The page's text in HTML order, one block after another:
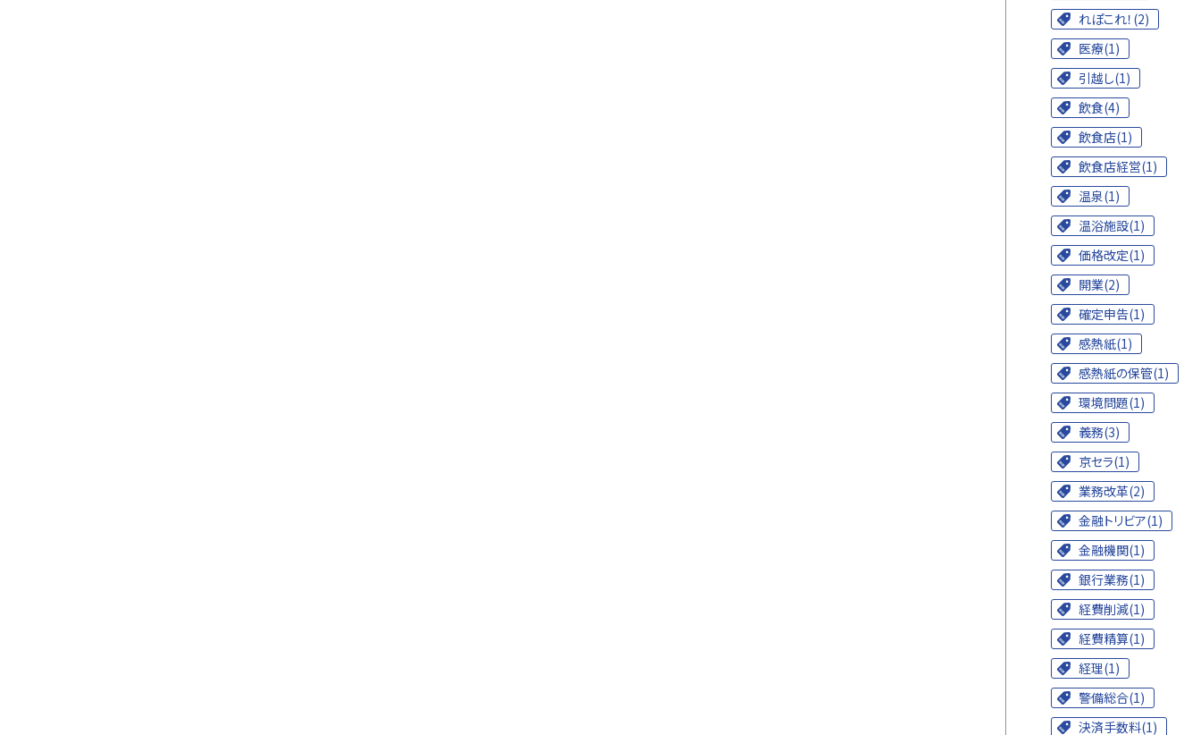
れぽこれ！(2)
医療(1)
引越し(1)
飲食(4)
飲食店(1)
飲食店経営(1)
温泉(1)
温浴施設(1)
価格改定(1)
開業(2)
確定申告(1)
感熱紙(1)
感熱紙の保管(1)
環境問題(1)
義務(3)
京セラ(1)
業務改革(2)
金融トリビア(1)
金融機関(1)
銀行業務(1)
経費削減(1)
経費精算(1)
経理(1)
警備総合(1)
決済手数料(1)